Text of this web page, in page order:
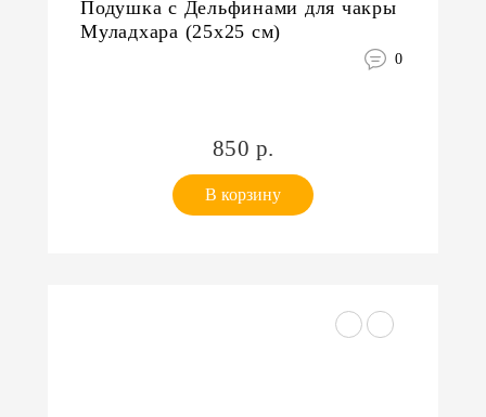
Подушка с Дельфинами для чакры
Муладхара (25x25 см)
0
850 р.
В корзину